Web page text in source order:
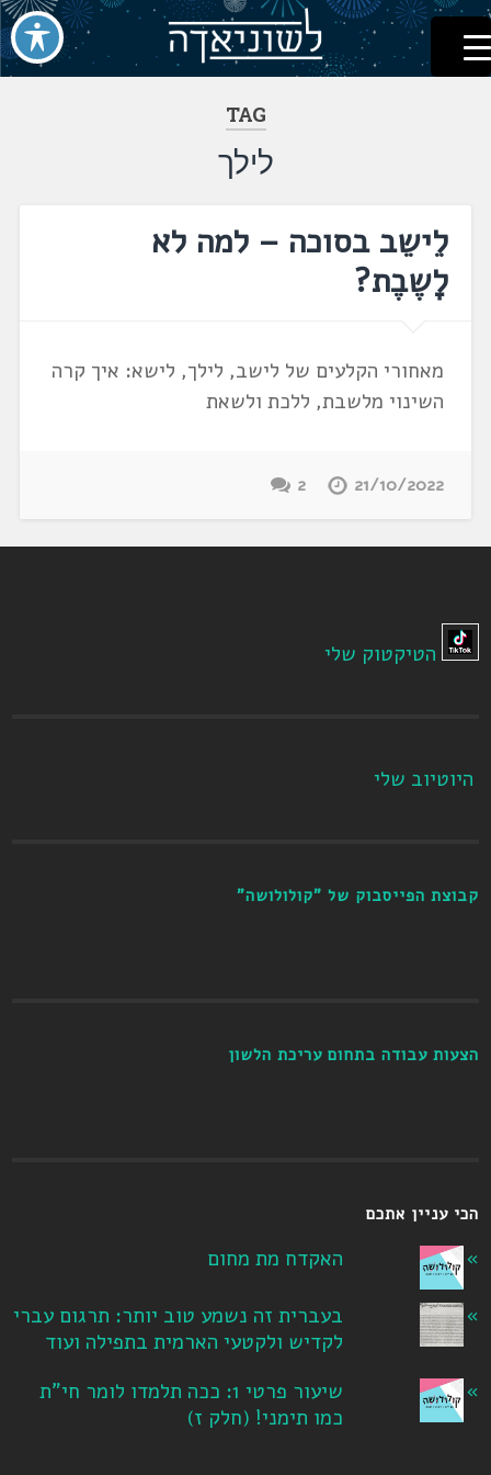
דלג
לתוכן
לשוניאדה
עברית. לשון. שפה
TAG
לילך
לֵישֵב בסוכה – למה לא
לָשֶבֶת?
מאחורי הקלעים של לישב, לילך, לישא: איך קרה
השינוי מלשבת, ללכת ולשאת
21/10/2022
2
הטיקטוק שלי
היוטיוב שלי
קבוצת הפייסבוק של "קולולושה"
הצעות עבודה בתחום עריכת הלשון
הכי עניין אתכם
האקדח מת מחום
בעברית זה נשמע טוב יותר: תרגום עברי
לקדיש ולקטעי הארמית בתפילה ועוד
שיעור פרטי 1: ככה תלמדו לומר חי"ת
כמו תימני! ‏(חלק ז‏)